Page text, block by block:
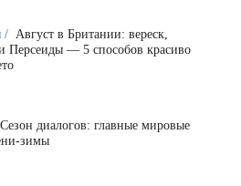
/ Август в Британии: вереск,
Персеиды — 5 способов красиво
Сезон диалогов: главные мировые
зимы